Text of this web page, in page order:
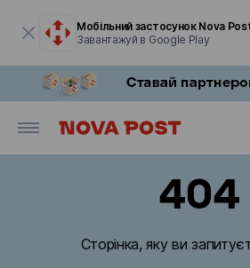
Мобільний застосунок Nova
Завантажуй в Google Play
404
Сторінка, яку ви